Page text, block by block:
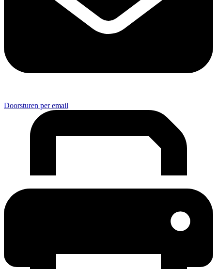
Doorsturen per email